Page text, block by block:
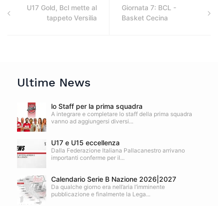
U17 Gold, Bcl mette al
tappeto Versilia
Giornata 7: BCL -
Basket Cecina
Ultime News
lo Staff per la prima squadra
A integrare e completare lo staff della prima squadra
vanno ad aggiungersi diversi...
U17 e U15 eccellenza
Dalla Federazione Italiana Pallacanestro arrivano
importanti conferme per il...
Calendario Serie B Nazione 2026|2027
Da qualche giorno era nell’aria l’imminente
pubblicazione e finalmente la Lega...